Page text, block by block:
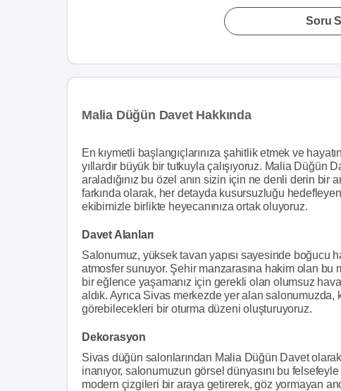
Soru
Malia Düğün Davet Hakkında
En kıymetli başlangıçlarınıza şahitlik etmek ve
yıllardır büyük bir tutkuyla çalışıyoruz. Malia Düğün
araladığınız bu özel anın sizin için ne denli derin bir
farkında olarak, her detayda kusursuzluğu
ekibimizle birlikte heyecanınıza ortak oluyoruz.
Davet Alanları
Salonumuz, yüksek tavan yapısı sayesinde boğucu
atmosfer sunuyor. Şehir manzarasına hakim olan
bir eğlence yaşamanız için gerekli olan olumsuz
aldık. Ayrıca Sivas merkezde yer alan salonumuzda,
görebilecekleri bir oturma düzeni oluşturuyoruz.
Dekorasyon
Sivas düğün salonlarından Malia Düğün Davet
inanıyor, salonumuzun görsel dünyasını bu
modern çizgileri bir araya getirerek, göz yormayan